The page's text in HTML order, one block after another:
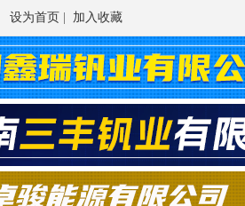
设为首页 加入收藏